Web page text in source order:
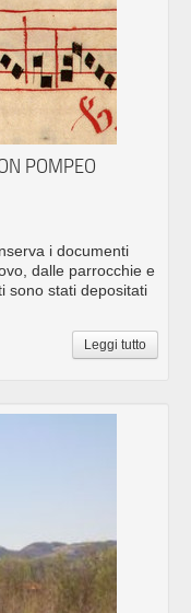
POMPEO
i documenti
dalle parrocchie e
sono stati depositati
Leggi tutto